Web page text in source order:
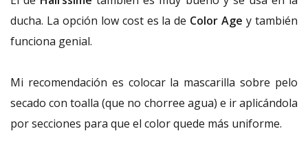
ducha. La opción low cost es la de Color Agey también
funciona genial.
Mi recomendación es colocar la mascarilla sobre pelo
secado con toalla (que no chorree agua) e ir aplicándola
por secciones para que el color quede más uniforme.